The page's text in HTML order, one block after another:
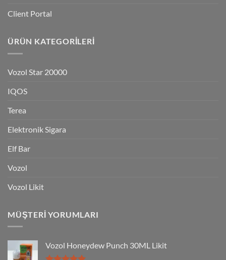
Client Portal
ÜRÜN KATEGORILERI
Vozol Star 20000
IQOS
Terea
Elektronik Sigara
Elf Bar
Vozol
Vozol Likit
MÜŞTERI YORUMLARI
Vozol Honeydew Punch 30ML Likit